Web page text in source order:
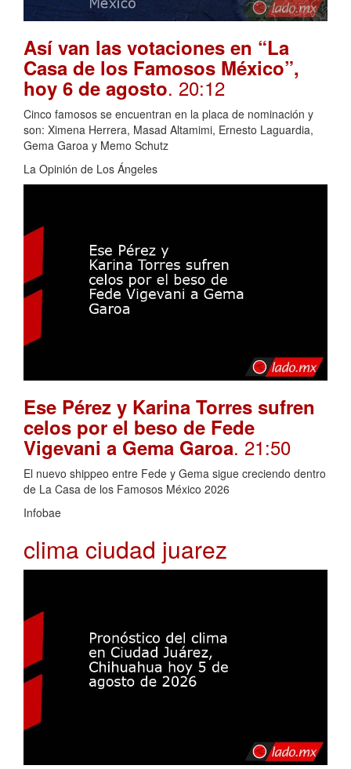
Así van las votaciones en “La
Casa de los Famosos México”,
hoy 6 de agosto. 20:12
Cinco famosos se encuentran en la placa de nominación y
son: Ximena Herrera, Masad Altamimi, Ernesto Laguardia,
Gema Garoa y Memo Schutz
La Opinión de Los Ángeles
Ese Pérez y Karina Torres sufren
celos por el beso de Fede
Vigevani a Gema Garoa. 21:50
El nuevo shippeo entre Fede y Gema sigue creciendo dentro
de La Casa de los Famosos México 2026
Infobae
clima ciudad juarez